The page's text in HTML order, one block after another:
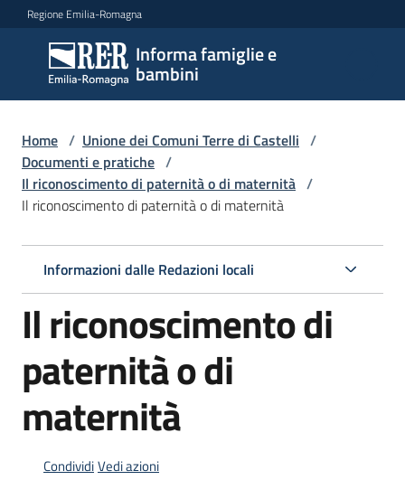
Vai al contenuto
Vai alla navigazione
Vai al footer
Regione Emilia-Romagna
Informa famiglie e
bambini
Informa
famiglie
e
bambini
Argomenti
Servizi
Centri
le
famiglie
Informazioni
Home / Unione dei Comuni Terre di Castelli /
Documenti e pratiche /
Il riconoscimento di paternità o di maternità /
Il riconoscimento di paternità o di maternità
Informazioni dalle Redazioni locali
Il riconoscimento di
paternità o di
maternità
CondividiVedi azioni